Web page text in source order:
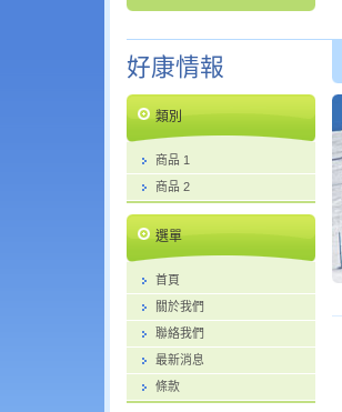
好康情報
類別
商品 1
商品 2
選單
首頁
關於我們
聯絡我們
最新消息
條款